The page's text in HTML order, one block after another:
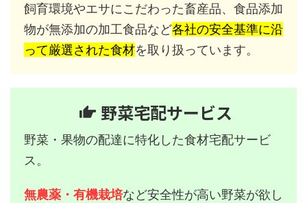
飼育環境やエサにこだわった畜産品、食品添加
物が無添加の加工食品など各社の安全基準に沿
って厳選された食材を取り扱っています。
野菜宅配サービス
野菜・果物の配達に特化した食材宅配サービ
ス。
無農薬・有機栽培など安全性が高い野菜が欲し